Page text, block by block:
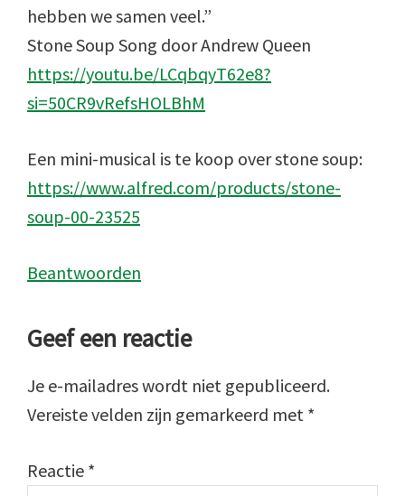
hebben we samen veel.”
Stone Soup Song door Andrew Queen
https://youtu.be/LCqbqyT62e8?
si=50CR9vRefsHOLBhM
Een mini-musical is te koop over stone soup:
https://www.alfred.com/products/stone-
soup-00-23525
Beantwoorden
Geef een reactie
Je e-mailadres wordt niet gepubliceerd.
Vereiste velden zijn gemarkeerd met *
Reactie *